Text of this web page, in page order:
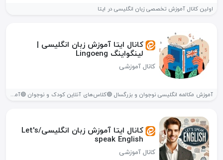
اولین کانال آموزش تخصصی زبان انگلیسی در ایتا
کانال ایتا آموزش زبان انگلیسی |
لینگواینگ Lingoeng
کانال آموزشی
آموزش مکالمه انگلیسی نوجوان و بزرگسال 🟢کلاس‌های آنلاین کودک و نوجوان 🟢آموزش...
کانال ایتا آموزش زبان انگلیسی/Let's
speak English
کانال آموزشی